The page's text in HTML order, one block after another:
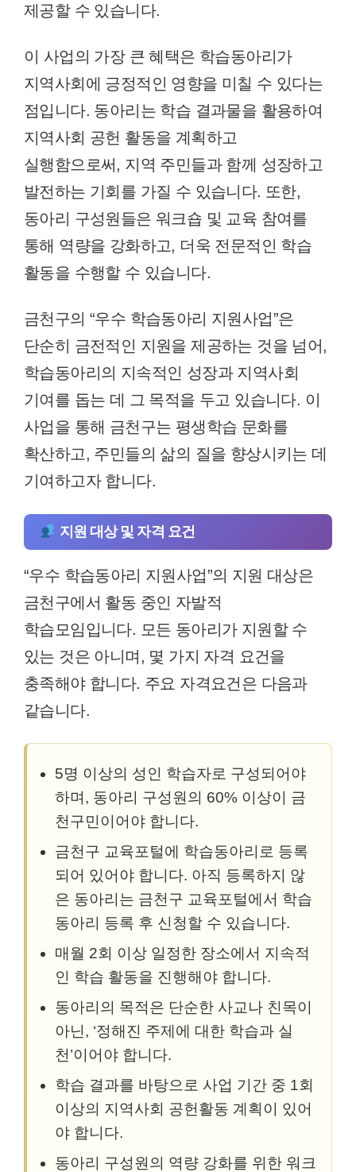
제공할 수 있습니다.
이 사업의 가장 큰 혜택은 학습동아리가
지역사회에 긍정적인 영향을 미칠 수 있다는
점입니다. 동아리는 학습 결과물을 활용하여
지역사회 공헌 활동을 계획하고
실행함으로써, 지역 주민들과 함께 성장하고
발전하는 기회를 가질 수 있습니다. 또한,
동아리 구성원들은 워크숍 및 교육 참여를
통해 역량을 강화하고, 더욱 전문적인 학습
활동을 수행할 수 있습니다.
금천구의 “우수 학습동아리 지원사업”은
단순히 금전적인 지원을 제공하는 것을 넘어,
학습동아리의 지속적인 성장과 지역사회
기여를 돕는 데 그 목적을 두고 있습니다. 이
사업을 통해 금천구는 평생학습 문화를
확산하고, 주민들의 삶의 질을 향상시키는 데
기여하고자 합니다.
지원 대상 및 자격 요건
“우수 학습동아리 지원사업”의 지원 대상은
금천구에서 활동 중인 자발적
학습모임입니다. 모든 동아리가 지원할 수
있는 것은 아니며, 몇 가지 자격 요건을
충족해야 합니다. 주요 자격요건은 다음과
같습니다.
5명 이상의 성인 학습자로 구성되어야
하며, 동아리 구성원의 60% 이상이 금
천구민이어야 합니다.
금천구 교육포털에 학습동아리로 등록
되어 있어야 합니다. 아직 등록하지 않
은 동아리는 금천구 교육포털에서 학습
동아리 등록 후 신청할 수 있습니다.
매월 2회 이상 일정한 장소에서 지속적
인 학습 활동을 진행해야 합니다.
동아리의 목적은 단순한 사교나 친목이
아닌, ‘정해진 주제에 대한 학습과 실
천’이어야 합니다.
학습 결과를 바탕으로 사업 기간 중 1회
이상의 지역사회 공헌활동 계획이 있어
야 합니다.
동아리 구성원의 역량 강화를 위한 워크